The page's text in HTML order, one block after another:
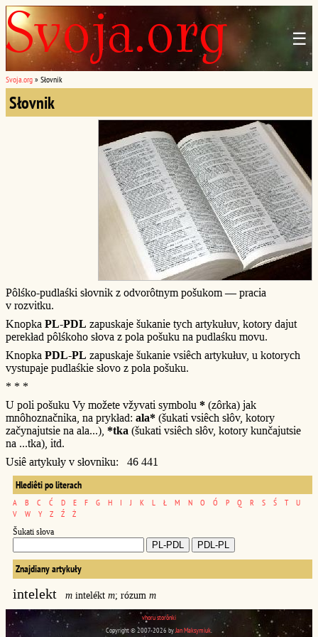
☰
Svoja.org » Słovnik
Słovnik
Pôlśko-pudlaśki słovnik z odvorôtnym pošukom — pracia
v rozvitku.
Knopka PL-PDL zapuskaje šukanie tych artykułuv, kotory dajut
perekład pôlśkoho słova z pola pošuku na pudlaśku movu.
Knopka PDL-PL zapuskaje šukanie vsiêch artykułuv, u kotorych
vystupaje pudlaśkie słovo z pola pošuku.
* * *
U poli pošuku Vy možete vžyvati symbolu * (zôrka) jak
mnôhoznačnika, na prykład: ala* (šukati vsiêch słôv, kotory
začynajutsie na ala...), *tka (šukati vsiêch słôv, kotory kunčajutsie
na ...tka), itd.
Usiê artykuły v słovniku: 46 441
Hlediêti po literach
A B C Ć D E F G H I J K L Ł M N O Ó P Q R S Ś T
U
V
W Y Z Ź Ż
Šukati słova
Znajdiany artykuły
intelekt m intelékt m; rózum m
vhoru storônki
Copyright © 2007-2026 byJan Maksymiuk